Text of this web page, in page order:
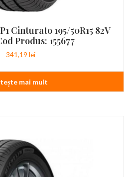
Cinturato 195/50R15 82V
Produs: 155677
341,19 lei
mai mult